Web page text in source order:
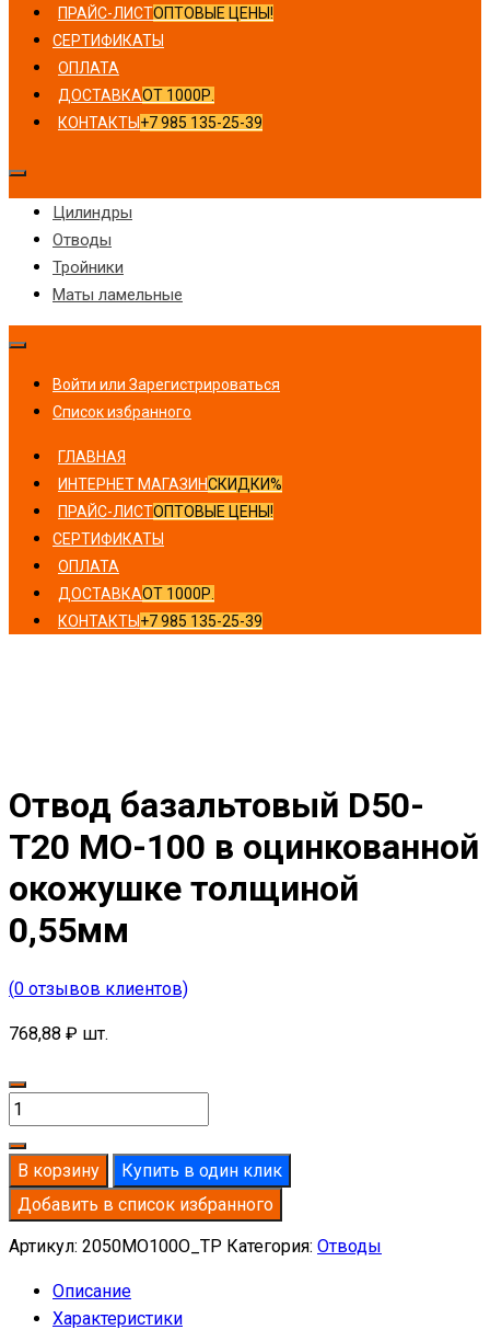
ПРАЙС-ЛИСТОПТОВЫЕ ЦЕНЫ!
СЕРТИФИКАТЫ
ОПЛАТА
ДОСТАВКАОТ 1000Р.
КОНТАКТЫ +7 985 135-25-39
Цилиндры
Отводы
Тройники
Маты ламельные
Войти или Зарегистрироваться
Список избранного
ГЛАВНАЯ
ИНТЕРНЕТ МАГАЗИНСКИДКИ%
ПРАЙС-ЛИСТОПТОВЫЕ ЦЕНЫ!
СЕРТИФИКАТЫ
ОПЛАТА
ДОСТАВКАОТ 1000Р.
КОНТАКТЫ +7 985 135-25-39
Отвод базальтовый D50-
T20 MO-100 в оцинкованной
окожушке толщиной
0,55мм
(0 отзывов клиентов)
768,88 ₽ шт.
Количество
товара
Отвод
базальтовый
D50-
T20
100
В корзину
Купить в один клик
Добавить в список избранного
Артикул: 2050MO100O_TP Категория: Отводы
Описание
Характеристики